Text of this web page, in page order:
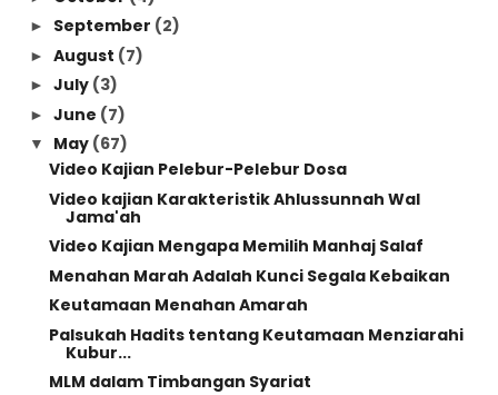
► September (2)
► August (7)
► July (3)
► June (7)
▼ May (67)
Video Kajian Pelebur-Pelebur Dosa
Video kajian Karakteristik Ahlussunnah Wal
Jama'ah
Video Kajian Mengapa Memilih Manhaj Salaf
Menahan Marah Adalah Kunci Segala Kebaikan
Keutamaan Menahan Amarah
Palsukah Hadits tentang Keutamaan Menziarahi
Kubur...
MLM dalam Timbangan Syariat